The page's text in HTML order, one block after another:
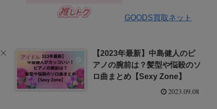
GOODS買取ネット
アイドル
【2023年最新】中島健人のピ
アノの腕前は？髪型や悩殺のソ
ロ曲まとめ【Sexy Zone】
2023.09.08